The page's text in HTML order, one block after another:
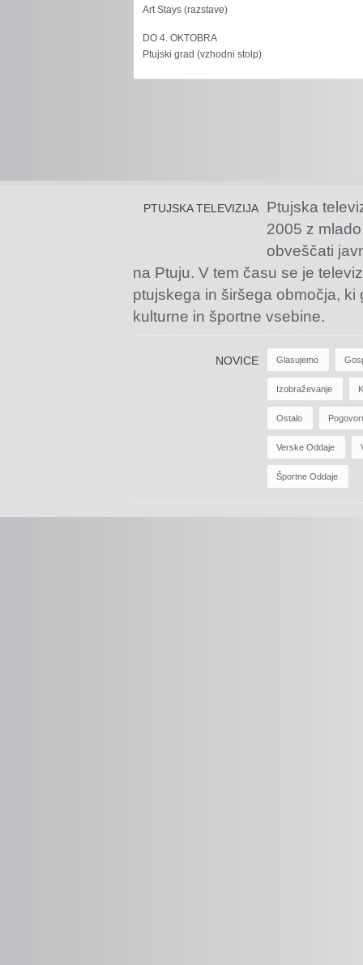
Art Stays (razstave)
DO 4. OKTOBRA
Ptujski grad (vzhodni stolp)
PTUJSKA TELEVIZIJA
Ptujska
2005 z
obveščati
na Ptuju. V tem času se je
ptujskega in širšega območja,
kulturne in športne vsebine.
NOVICE Glasujemo
Izobraževanje
Ostalo
Verske Oddaje
Športne Oddaje